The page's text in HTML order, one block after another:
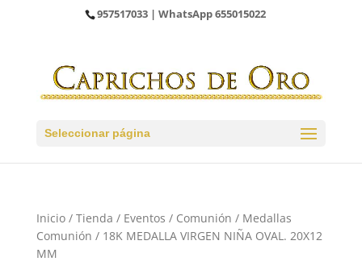
957517033 | WhatsApp655015022
Seleccionar página
Inicio/ Tienda / Eventos / Comunión / Medallas
Comunión / 18K MEDALLA VIRGEN NIÑA OVAL. 20X12
MM